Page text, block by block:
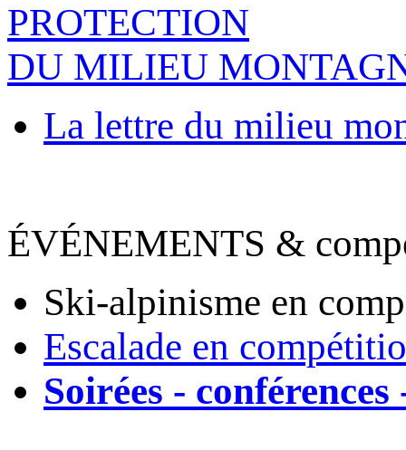
PROTECTION
DU MILIEU
La lettre du milieu
ÉVÉNEMENTS &
Ski-alpinisme en
Escalade en
Soirées - conférences